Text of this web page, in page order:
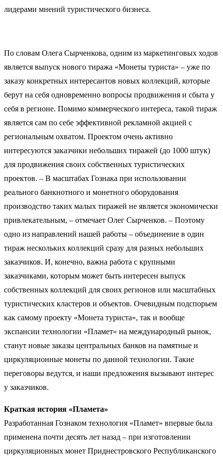
лидерами мнений туристического бизнеса.
По словам Олега Сырченкова, одним из маркетинговых ходов
является выпуск нового тиража «Монеты туриста» – уже по
заказу конкретных интересантов новых коллекций, которые
берут на себя одновременно вопросы продвижения и сбыта у
себя в регионе. Помимо коммерческого интереса, такой тираж
является сам по себе эффективной рекламной акцией с
региональным охватом. Проектом очень активно
интересуются заказчики небольших тиражей (до 1000 штук)
для продвижения своих собственных туристических
проектов. – В масштабах Гознака при использовании
реального банкнотного и монетного оборудования
производство таких малых тиражей не является экономически
привлекательным, – отмечает Олег Сырченков. – Поэтому
одно из направлений нашей работы – объединение в один
тираж нескольких коллекций сразу для разных небольших
заказчиков. И, конечно, важна работа с крупными
заказчиками, которым может быть интересен выпуск
собственных коллекций для своих регионов или масштабных
туристических кластеров и объектов. Очевидным подспорьем
как самому проекту «Монета туриста», так и вообще
экспансии технологии «Пламет» на международный рынок,
станут новые заказы центральных банков на памятные и
циркуляционные монеты по данной технологии. Такие
переговоры ведутся, и наши предложения вызывают интерес
у заказчиков.
Краткая история «Пламета»
Разработанная Гознаком технология «Пламет» впервые была
применена почти десять лет назад – при изготовлении
циркуляционных монет Приднестровского Республиканского